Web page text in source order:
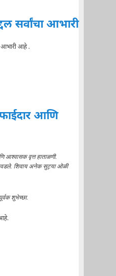
सर्वांचा आभारी
आभारी आहे .
आणि
आश्वासक वृत्त हाताळणी.
शिवाय अनेक सुट्या ओळी
शुभेच्छा.